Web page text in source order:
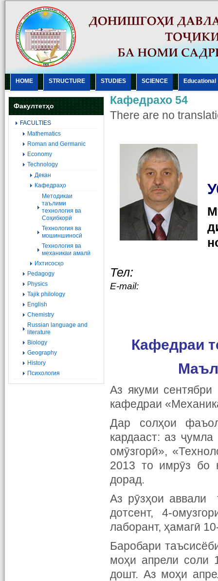
HOME STRUCTURE STUDIES SCIENCE Еducational
Факултетҳо
FACULTIES
Mathematics
Roman and Germanic
Economy
Technology
Декан
Кафедраҳо
Методикаи
таълими
технология ва
Соҳибкорӣ
Технология ва
мошиншиносӣ
Технология ва
механикаи амалӣ
Ихтисосҳо
Pedagogy
Physics
Tajik philology
English
Chemistry
Russian language and
literature
Biology
Geography
History
Психология
Кафедрахо 54
There are no
Тел:
Е-mail:
Кафедраи
Аз якуми
кафедраи
Дар солҳои
кардааст: аз
омӯзгорӣ»,
2013 то имрӯз бо
дорад.
Аз рӯзҳои аввали
дотсент, 4-
лаборант, ҳамагӣ
Баробари
моҳи апрели соли
дошт. Аз моҳи